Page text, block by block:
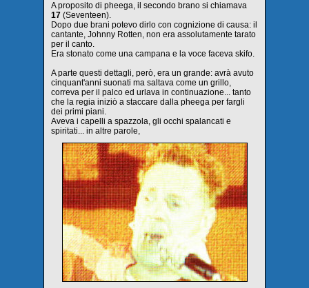
A proposito di pheega, il secondo brano si chiamava
17 (Seventeen).
Dopo due brani potevo dirlo con cognizione di causa: il
cantante, Johnny Rotten, non era assolutamente tarato
per il canto.
Era stonato come una campana e la voce faceva skifo.
A parte questi dettagli, però, era un grande: avrà avuto
cinquant'anni suonati ma saltava come un grillo,
correva per il palco ed urlava in continuazione... tanto
che la regia iniziò a staccare dalla pheega per fargli
dei primi piani.
Aveva i capelli a spazzola, gli occhi spalancati e
spiritati... in altre parole,